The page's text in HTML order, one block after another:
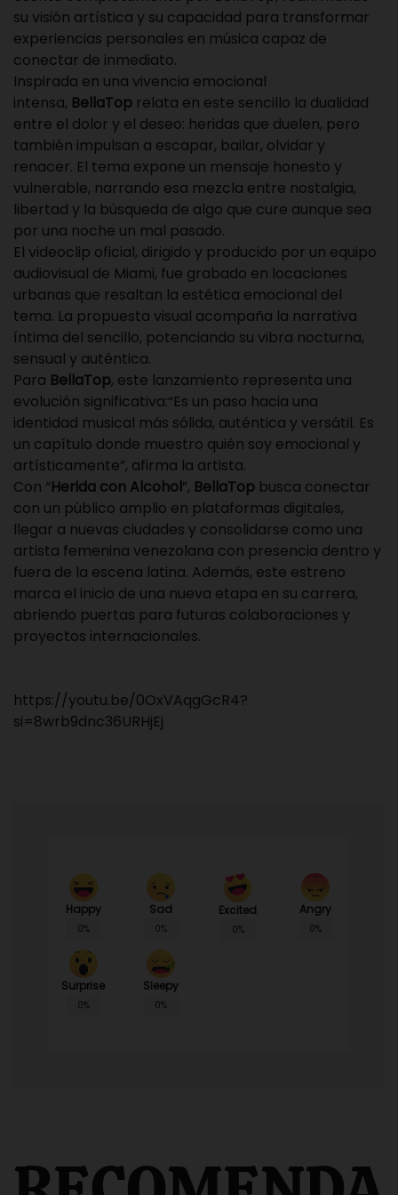
su visión artística y su capacidad para transformar
experiencias personales en música capaz de
conectar de inmediato.
Inspirada en una vivencia emocional
intensa, BellaTop relata en este sencillo la dualidad
entre el dolor y el deseo: heridas que duelen, pero
también impulsan a escapar, bailar, olvidar y
renacer. El tema expone un mensaje honesto y
vulnerable, narrando esa mezcla entre nostalgia,
libertad y la búsqueda de algo que cure aunque sea
por una noche un mal pasado.
El videoclip oficial, dirigido y producido por un equipo
audiovisual de Miami, fue grabado en locaciones
urbanas que resaltan la estética emocional del
tema. La propuesta visual acompaña la narrativa
íntima del sencillo, potenciando su vibra nocturna,
sensual y auténtica.
Para BellaTop, este lanzamiento representa una
evolución significativa:“Es un paso hacia una
identidad musical más sólida, auténtica y versátil. Es
un capítulo donde muestro quién soy emocional y
artísticamente”, afirma la artista.
Con “Herida con Alcohol”, BellaTop busca conectar
con un público amplio en plataformas digitales,
llegar a nuevas ciudades y consolidarse como una
artista femenina venezolana con presencia dentro y
fuera de la escena latina. Además, este estreno
marca el inicio de una nueva etapa en su carrera,
abriendo puertas para futuras colaboraciones y
proyectos internacionales.
https://youtu.be/0OxVAqgGcR4?
si=8wrb9dnc36URHjEj
Happy
0%
Sad
0%
Excited
0%
Angry
0%
Surprise
0%
Sleepy
0%